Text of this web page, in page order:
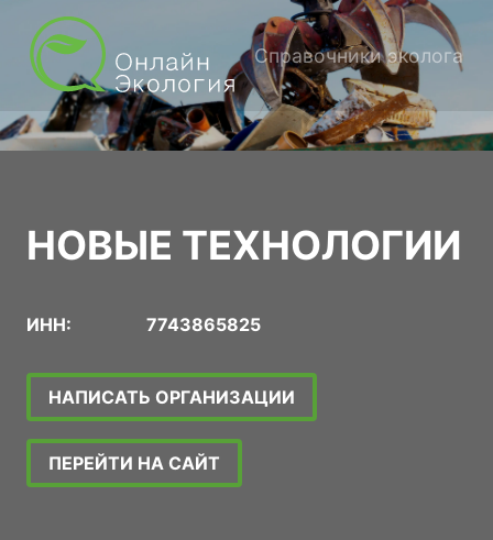
Справочники эколога
НОВЫЕ ТЕХНОЛОГИИ
ИНН: 7743865825
НАПИСАТЬ ОРГАНИЗАЦИИ
ПЕРЕЙТИ НА САЙТ